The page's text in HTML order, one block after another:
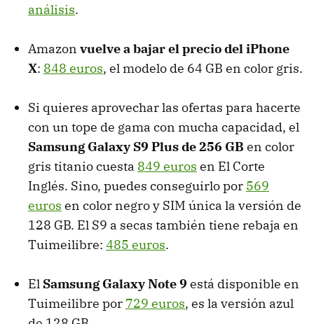
análisis.
Amazon vuelve a bajar el precio del iPhone
X: 848 euros, el modelo de 64 GB en color gris.
Si quieres aprovechar las ofertas para hacerte
con un tope de gama con mucha capacidad, el
Samsung Galaxy S9 Plus de 256 GB en color
gris titanio cuesta 849 euros en El Corte
Inglés. Sino, puedes conseguirlo por 569
euros en color negro y SIM única la versión de
128 GB. El S9 a secas también tiene rebaja en
Tuimeilibre: 485 euros.
El Samsung Galaxy Note 9 está disponible en
Tuimeilibre por 729 euros, es la versión azul